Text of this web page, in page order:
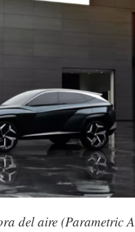
del aire (Parametric